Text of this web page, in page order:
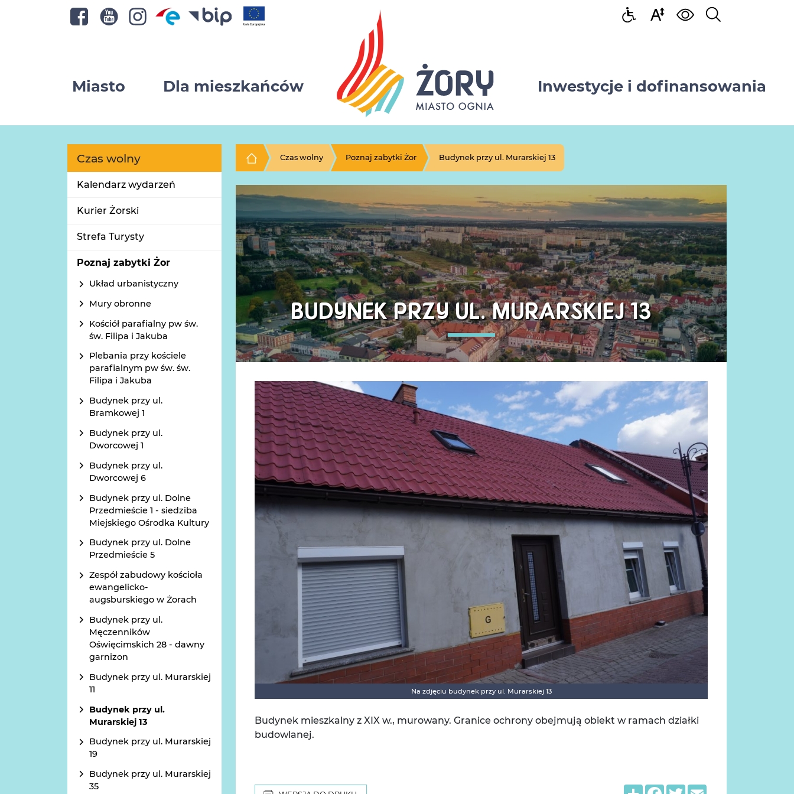
Miasto Dla mieszkańców Inwestycje i dofinansowania
Czas wolny
Kalendarz wydarzeń
Kurier Żorski
Strefa Turysty
Poznaj zabytki Żor
Układ urbanistyczny
Mury obronne
Kościół parafialny pw św.
św. Filipa i Jakuba
Plebania przy kościele
parafialnym pw św. św.
Filipa i Jakuba
Budynek przy ul.
Bramkowej 1
Budynek przy ul.
Dworcowej 1
Budynek przy ul.
Dworcowej 6
Budynek przy ul. Dolne
Przedmieście 1 - siedziba
Miejskiego Ośrodka Kultury
Budynek przy ul. Dolne
Przedmieście 5
Zespół zabudowy kościoła
ewangelicko-
augsburskiego w Żorach
Budynek przy ul.
Męczenników
Oświęcimskich 28 - dawny
garnizon
Budynek przy ul. Murarskiej
11
Budynek przy ul.
Murarskiej 13
Budynek przy ul. Murarskiej
19
Budynek przy ul. Murarskiej
35
Czas wolny Poznaj zabytki Żor Budynek przy ul. Murarskiej 13
BUDYNEK PRZY UL. MURARSKIEJ 13
Na zdjęciu budynek przy ul. Murarskiej 13
Budynek mieszkalny z XIX w., murowany. Granice ochrony obejmują obiekt w ramach działki
budowlanej.
ShareFacebook
Twitter